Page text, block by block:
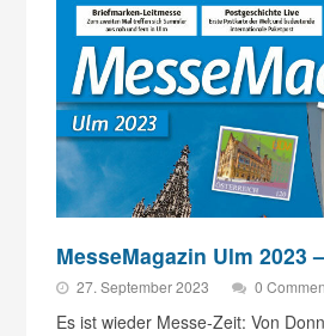
MesseMagazin Ulm 2023
27. September 2023 0
Es ist wieder Messe-Zeit: Von